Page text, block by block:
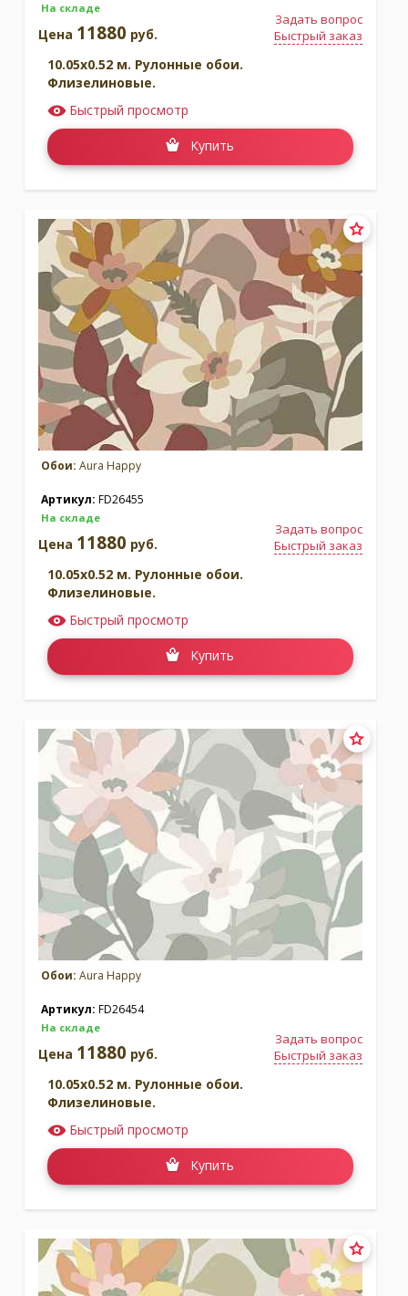
На складе
Задать вопрос
Быстрый заказ
Цена 11880 руб.
10.05x0.52 м. Рулонные обои.
Флизелиновые.
Быстрый просмотр
Купить
Обои: Aura Happy
Артикул: FD26455
На складе
Задать вопрос
Быстрый заказ
Цена 11880 руб.
10.05x0.52 м. Рулонные обои.
Флизелиновые.
Быстрый просмотр
Купить
Обои: Aura Happy
Артикул: FD26454
На складе
Задать вопрос
Быстрый заказ
Цена 11880 руб.
10.05x0.52 м. Рулонные обои.
Флизелиновые.
Быстрый просмотр
Купить